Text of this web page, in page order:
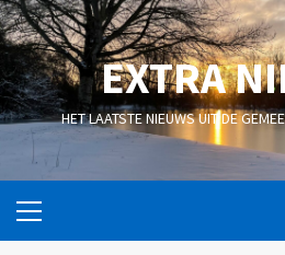
EXTRA
HET LAATSTE NIEUWS UIT DE